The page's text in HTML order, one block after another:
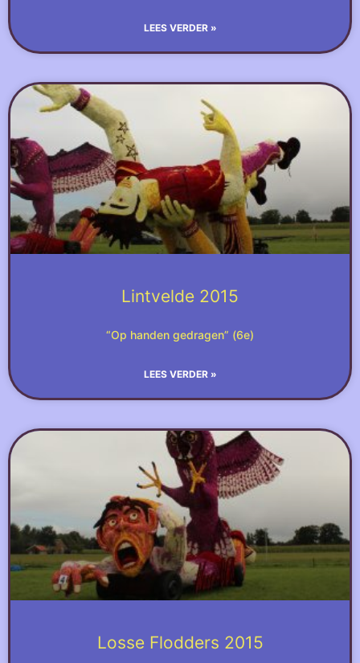
LEES VERDER »
Lintvelde 2015
“Op handen gedragen” (6e)
LEES VERDER »
Losse Flodders 2015